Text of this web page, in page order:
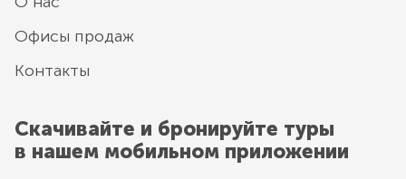
Офисы продаж
Контакты
Скачивайте и бронируйте туры
в нашем мобильном приложении